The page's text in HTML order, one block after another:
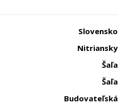
Slovensko
Nitriansky
Šaľa
Šaľa
Budovateľská